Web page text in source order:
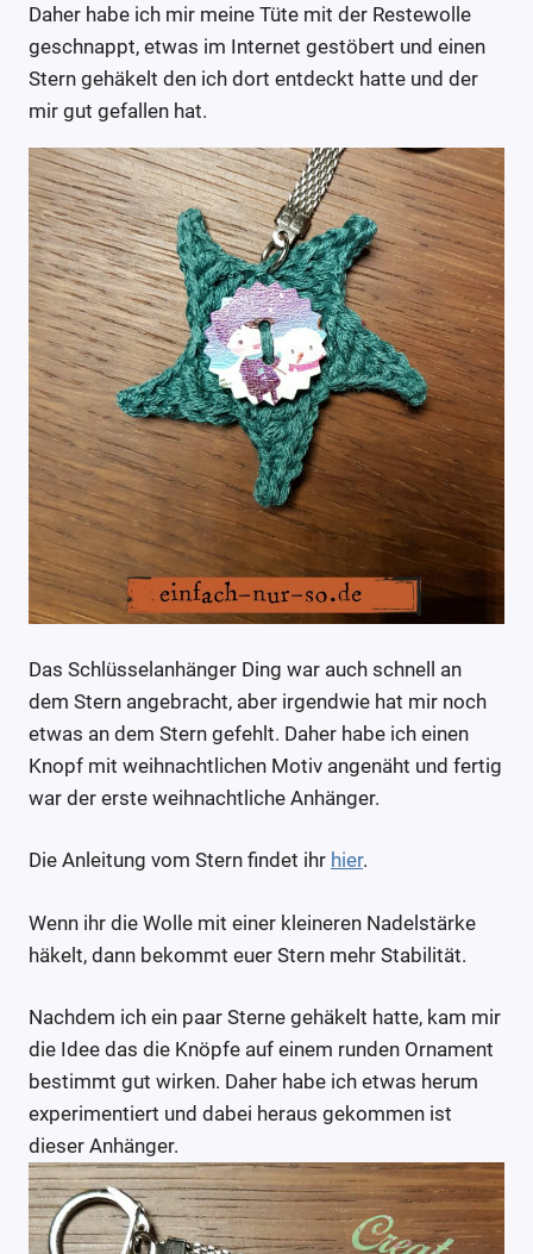
Daher habe ich mir meine Tüte mit der Restewolle
geschnappt, etwas im Internet gestöbert und einen
Stern gehäkelt den ich dort entdeckt hatte und der
mir gut gefallen hat.
Das Schlüsselanhänger Ding war auch schnell an
dem Stern angebracht, aber irgendwie hat mir noch
etwas an dem Stern gefehlt. Daher habe ich einen
Knopf mit weihnachtlichen Motiv angenäht und fertig
war der erste weihnachtliche Anhänger.
Die Anleitung vom Stern findet ihr hier.
Wenn ihr die Wolle mit einer kleineren Nadelstärke
häkelt, dann bekommt euer Stern mehr Stabilität.
Nachdem ich ein paar Sterne gehäkelt hatte, kam mir
die Idee das die Knöpfe auf einem runden Ornament
bestimmt gut wirken. Daher habe ich etwas herum
experimentiert und dabei heraus gekommen ist
dieser Anhänger.